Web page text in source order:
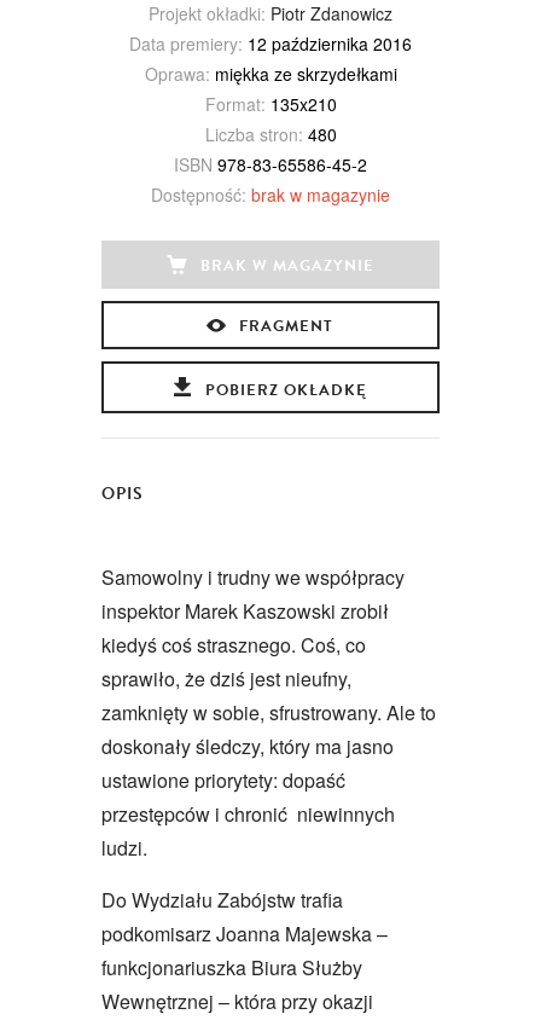
Projekt okładki: Piotr Zdanowicz
Data premiery: 12 października 2016
Oprawa: miękka ze skrzydełkami
Format: 135x210
Liczba stron: 480
ISBN 978-83-65586-45-2
Dostępność: brak w magazynie
BRAK W MAGAZYNIE
FRAGMENT
POBIERZ OKŁADKĘ
OPIS
Samowolny i trudny we współpracy
inspektor Marek Kaszowski zrobił
kiedyś coś strasznego. Coś, co
sprawiło, że dziś jest nieufny,
zamknięty w sobie, sfrustrowany. Ale to
doskonały śledczy, który ma jasno
ustawione priorytety: dopaść
przestępców i chronić niewinnych
ludzi.
Do Wydziału Zabójstw trafia
podkomisarz Joanna Majewska –
funkcjonariuszka Biura Służby
Wewnętrznej – która przy okazji